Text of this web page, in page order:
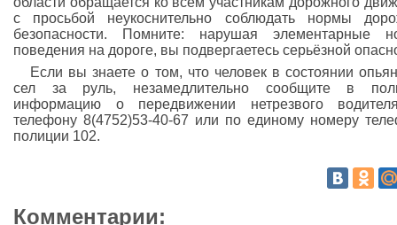
с просьбой неукоснительно соблюдать нормы
безопасности. Помните: нарушая элементарные
поведения на дороге, вы подвергаетесь серьёзной
Если вы знаете о том, что человек в состоянии
сел за руль, незамедлительно сообщите в
информацию о передвижении нетрезвого
телефону 8(4752)53-40-67 или по единому номеру
полиции 102.
Комментарии: